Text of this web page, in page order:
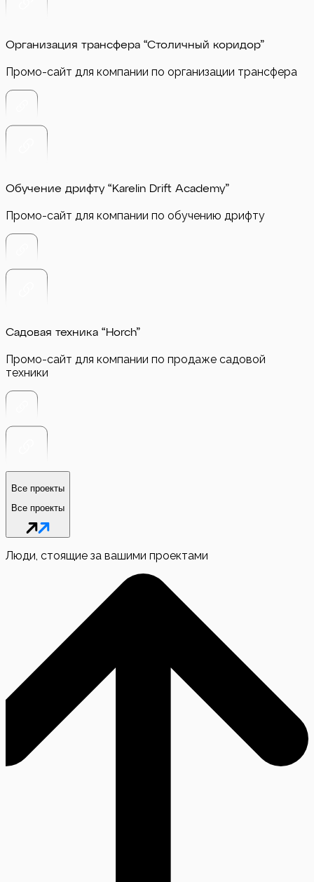
Организация трансфера “Столичный коридор”
Промо-сайт для компании по организации трансфера
Обучение дрифту “Karelin Drift Academy”
Промо-сайт для компании по обучению дрифту
Садовая техника “Horch”
Промо-сайт для компании по продаже садовой
техники
Все проекты
Все проекты
Люди, стоящие за вашими проектами